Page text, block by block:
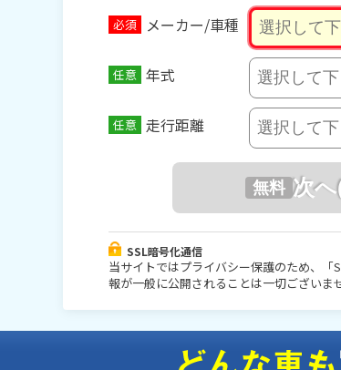
必須 メーカー/車種
任意 年式
任意 走行距離
次へ
SSL暗号化通信
当サイトではプライバシー保護のため、
報が一般に公開されることは一切ございま